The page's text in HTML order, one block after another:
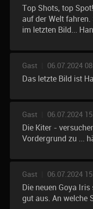
Top Shots, top
auf der Welt
im letzten Bild...
Gast 06.07.2024
Das letzte Bild ist
Gast 06.07.2024
Die Kiter -
Vordergrund zu ...
Gast 06.07.2024
Die neuen Goya
gut aus. An welche